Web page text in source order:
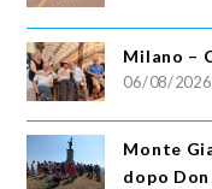
Milano –
06/08/2026
Monte
dopo